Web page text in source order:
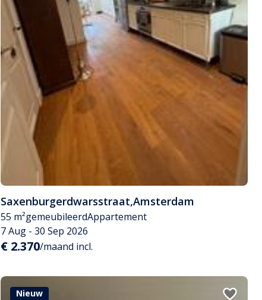
Saxenburgerdwarsstraat,Amsterdam
55 m²gemeubileerdAppartement
7 Aug - 30 Sep 2026
€ 2.370/maand incl.
Nieuw